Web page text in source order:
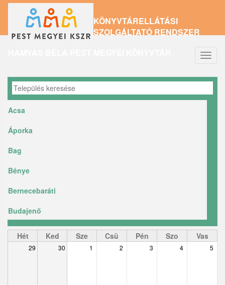
tartalomra
KÖNYVTÁRELLÁTÁSI
SZOLGÁLTATÓ RENDSZER
Acsa
Áporka
Bag
Bénye
Bernecebaráti
Budajenő
Ceglédbercel
Csemő
Hét Ked Sze Csü Pén Szo Vas
29 30 1 2 3 4 5